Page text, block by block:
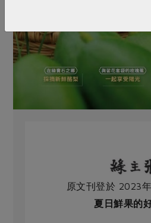
原文刊登於 2023
夏日鮮果的